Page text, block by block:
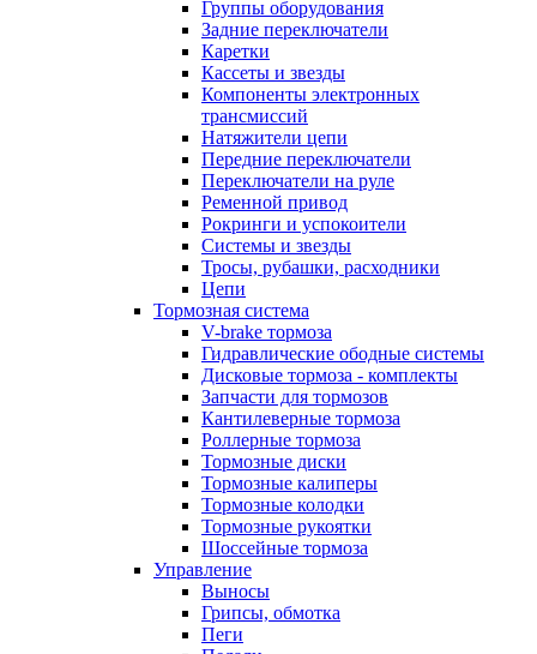
Группы оборудования
Задние переключатели
Каретки
Кассеты и звезды
Компоненты электронных
трансмиссий
Натяжители цепи
Передние переключатели
Переключатели на руле
Ременной привод
Рокринги и успокоители
Системы и звезды
Тросы, рубашки, расходники
Цепи
Тормозная система
V-brake тормоза
Гидравлические ободные системы
Дисковые тормоза - комплекты
Запчасти для тормозов
Кантилеверные тормоза
Роллерные тормоза
Тормозные диски
Тормозные калиперы
Тормозные колодки
Тормозные рукоятки
Шоссейные тормоза
Управление
Выносы
Грипсы, обмотка
Пеги